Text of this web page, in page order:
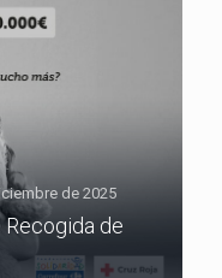
de 2025
Recogida de